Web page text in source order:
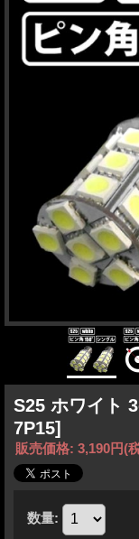
S25 ホワイト
7P15]
販売価格: 3,190円(
数量: